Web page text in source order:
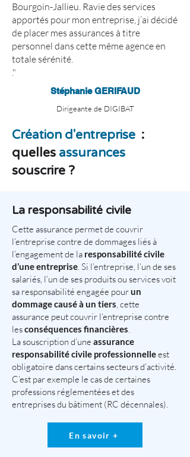
Bourgoin-Jallieu. Ravie des services
apportés pour mon entreprise, j’ai décidé
de placer mes assurances à titre
personnel dans cette même agence en
totale sérénité.
."
Stéphanie GERIFAUD
Dirigeante de DIGIBAT
Création d'entreprise :
quelles assurances
souscrire ?
La responsabilité civile
Cette assurance permet de couvrir
l’entreprise contre de dommages liés à
l’engagement de la responsabilité civile
d’une entreprise. Si l’entreprise, l’un de ses
salariés, l’un de ses produits ou services voit
sa responsabilité engagée pourun
dommage causé à un tiers, cette
assurance peut couvrir l’entreprise contre
lesconséquences financières.
La souscription d’une assurance
responsabilité civile professionnelleest
obligatoire dans certains secteurs d’activité.
C’est par exemple le cas de certaines
professions réglementées et des
entreprises du bâtiment (RC décennales).
En savoir +